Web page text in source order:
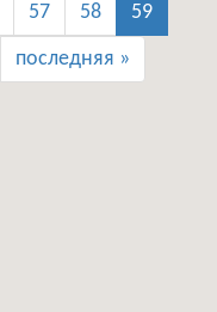
57 58 59
последняя »